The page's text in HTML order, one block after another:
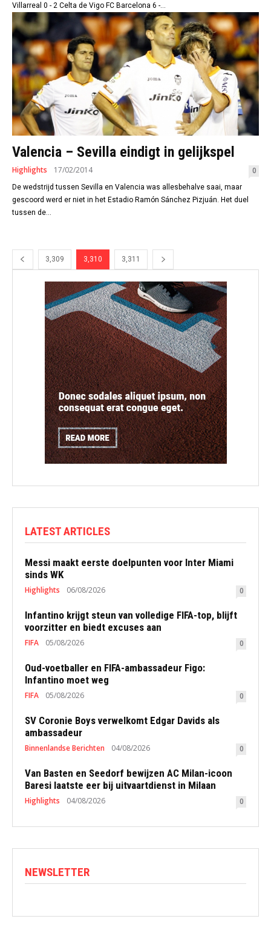
Villarreal 0 - 2 Celta de Vigo FC Barcelona 6 -...
Valencia – Sevilla eindigt in gelijkspel
Highlights 17/02/2014 0
De wedstrijd tussen Sevilla en Valencia was allesbehalve saai, maar
gescoord werd er niet in het Estadio Ramón Sánchez Pizjuán. Het duel
tussen de...
3,309 3,310 3,311
LATEST ARTICLES
Messi maakt eerste doelpunten voor Inter Miami
sinds WK
Highlights 06/08/2026 0
Infantino krijgt steun van volledige FIFA-top, blijft
voorzitter en biedt excuses aan
FIFA 05/08/2026 0
Oud-voetballer en FIFA-ambassadeur Figo:
Infantino moet weg
FIFA 05/08/2026 0
SV Coronie Boys verwelkomt Edgar Davids als
ambassadeur
Binnenlandse Berichten 04/08/2026 0
Van Basten en Seedorf bewijzen AC Milan-icoon
Baresi laatste eer bij uitvaartdienst in Milaan
Highlights 04/08/2026 0
NEWSLETTER